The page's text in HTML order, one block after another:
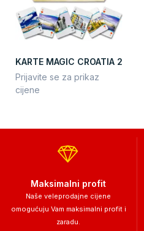
KARTE MAGIC CROATIA 2
Prijavite se za prikaz
cijene
Maksimalni profit
Naše veleprodajne cijene
omogućuju Vam maksimalni profit i
zaradu.